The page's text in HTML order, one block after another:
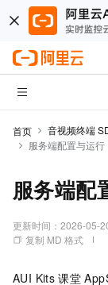
首页 音视频终端
服务端配置与运行
服务端配
更新时间： 2026-05-
复制 MD 格式
AUI Kits 课堂